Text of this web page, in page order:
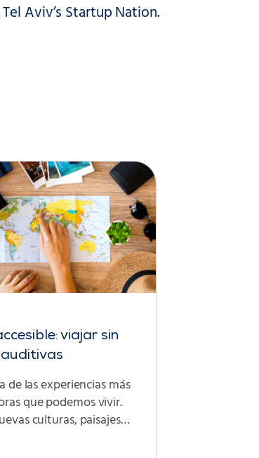
Aviv’s Startup Nation.
viajar sin
de las experiencias más
que podemos vivir.
culturas, paisajes…